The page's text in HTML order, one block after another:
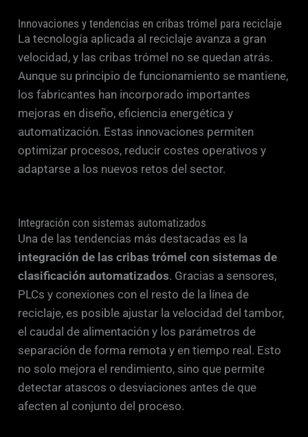
Innovaciones y tendencias en cribas trómel para reciclaje
La tecnología aplicada al reciclaje avanza a gran
velocidad, y las cribas trómel no se quedan atrás.
Aunque su principio de funcionamiento se mantiene,
los fabricantes han incorporado importantes
mejoras en diseño, eficiencia energética y
automatización. Estas innovaciones permiten
optimizar procesos, reducir costes operativos y
adaptarse a los nuevos retos del sector.
Integración con sistemas automatizados
Una de las tendencias más destacadas es la
integración de las cribas trómel con sistemas de
clasificación automatizados. Gracias a sensores,
PLCs y conexiones con el resto de la línea de
reciclaje, es posible ajustar la velocidad del tambor,
el caudal de alimentación y los parámetros de
separación de forma remota y en tiempo real. Esto
no solo mejora el rendimiento, sino que permite
detectar atascos o desviaciones antes de que
afecten al conjunto del proceso.